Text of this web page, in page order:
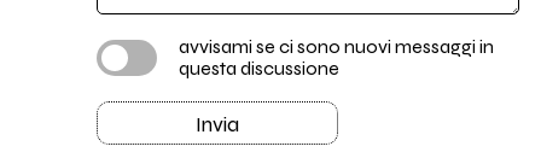
avvisami se ci sono nuovi messaggi in
questa discussione
Invia